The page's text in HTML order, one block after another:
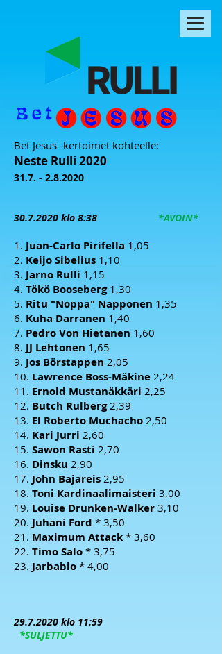
Bet Jesus -kertoimet kohteelle:
Neste Rulli 2020
31.7. - 2.8.2020
30.7.2020 klo 8:38 *AVOIN*
1. Juan-Carlo Pirifella 1,05
2. Keijo Sibelius 1,10
3. Jarno Rulli 1,15
4. Tökö Booseberg1,30
5. Ritu "Noppa" Napponen 1,35
6. Kuha Darranen 1,40
7. Pedro Von Hietanen 1,60
8. JJ Lehtonen 1,65
9. Jos Börstappen 2,05
10. Lawrence Boss-Mäkine 2,24
11. Ernold Mustanäkkäri 2,25
12. Butch Rulberg2,39
13. El Roberto Muchacho 2,50
14. Kari Jurri 2,60
15. Sawon Rasti 2,70
16. Dinsku 2,90
17. John Bajareis 2,95
18. Toni Kardinaalimaisteri 3,00
19. Louise Drunken-Walker 3,10
20. Juhani Ford * 3,50
21. Maximum Attack * 3,60
22. Timo Salo * 3,75
23. Jarbablo * 4,00
29.7.2020 klo 11:59
*SULJETTU*